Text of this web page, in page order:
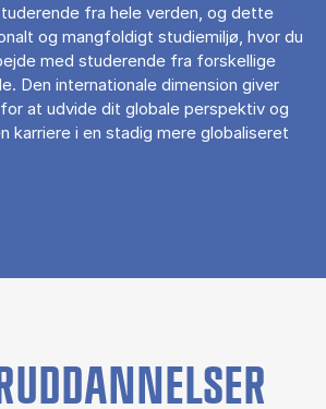
fra hele verden, og dette
og mangfoldigt studiemiljø, hvor du
med studerende fra forskellige
Den internationale dimension giver
at udvide dit globale perspektiv og
karriere i en stadig mere globaliseret